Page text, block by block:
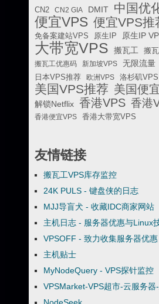
CN2 CN2 GIA DMIT 中国优
便宜VPS 便宜VPS推
免备案建站VPS 原生IP 原生IP
大带宽VPS 搬瓦工
搬
搬瓦工优惠码
新加坡VPS 无限流量
日本VPS推荐 欧洲VPS 洛杉矶VPS
美国VPS推荐 美国便
解锁Netflix 香港VPS 香港
香港便宜VPS 香港大带宽VPS
友情链接
搬瓦工VPS库存监控
24K PULS - 键盘侠的日志
MJJ导盲犬 - 收藏IDC商家网站
主机日志 - 服务器优惠与Linux
VPSOFF - 致力收集服务器优惠
主机贴士
MyNodeQuery - VPS探针监控
VPSMarket-VPS超市-云服务器
NodeSeek